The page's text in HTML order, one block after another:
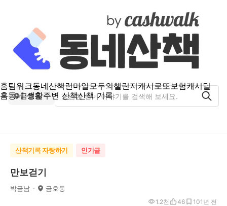
홈팀워크동네산책런마일모두의챌린지캐시로또보험캐시딜
홈동네 생활주변 산책산책 기록
금호동
산책기록 자랑하기 인기글
만보걷기
박금남 금호동
1년 전
1.2천 46 10